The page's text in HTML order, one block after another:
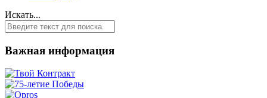
Искать...
Важная информация